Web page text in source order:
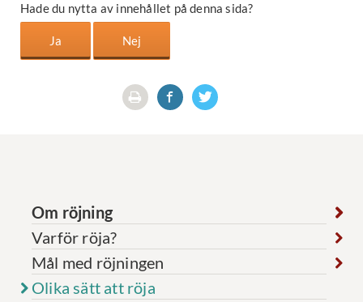
Hade du nytta av innehållet på denna sida?
Om röjning
Varför röja?
Mål med röjningen
Olika sätt att röja